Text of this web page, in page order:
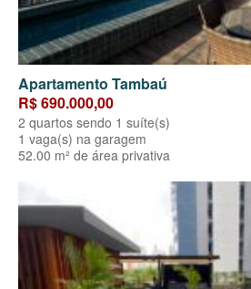
Apartamento Tambaú
R$ 690.000,00
2 quartos sendo 1 suíte(s)
1 vaga(s) na garagem
52.00 m² de área privativa